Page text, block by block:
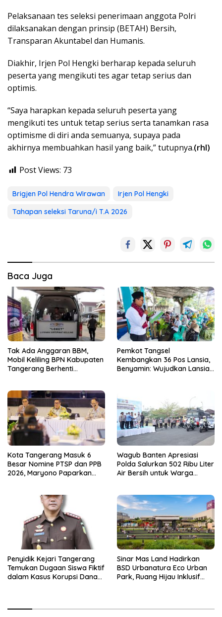
Pelaksanaan tes seleksi penerimaan anggota Polri
dilaksanakan dengan prinsip (BETAH) Bersih,
Transparan Akuntabel dan Humanis.
Diakhir, Irjen Pol Hengki berharap kepada seluruh
peserta yang mengikuti tes agar tetap serius dan
optimis.
“Saya harapkan kepada seluruh peserta yang
mengikuti tes untuk tetap serius serta tanamkan rasa
optimisme di diri anda semuanya, supaya pada
akhirnya membuahkan hasil yang baik,” tutupnya.(rhl)
Post Views: 73
Brigjen Pol Hendra Wirawan
Irjen Pol Hengki
Tahapan seleksi Taruna/i T.A 2026
Baca Juga
Tak Ada Anggaran BBM,
Mobil Keliling BPN Kabupaten
Tangerang Berhenti
Pemkot Tangsel
Kembangkan 36 Pos Lansia,
Benyamin: Wujudkan Lansia
Kota Tangerang Masuk 6
Besar Nomine PTSP dan PPB
2026, Maryono Paparkan
Wagub Banten Apresiasi
Polda Salurkan 502 Ribu Liter
Air Bersih untuk Warga
Penyidik Kejari Tangerang
Temukan Dugaan Siswa Fiktif
dalam Kasus Korupsi Dana
Sinar Mas Land Hadirkan
BSD Urbanatura Eco Urban
Park, Ruang Hijau Inklusif